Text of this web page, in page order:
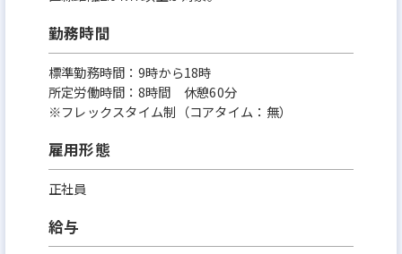
勤務時間
標準勤務時間：9時から18時
所定労働時間：8時間 休憩60分
※フレックスタイム制（コアタイム：無）
雇用形態
正社員
給与